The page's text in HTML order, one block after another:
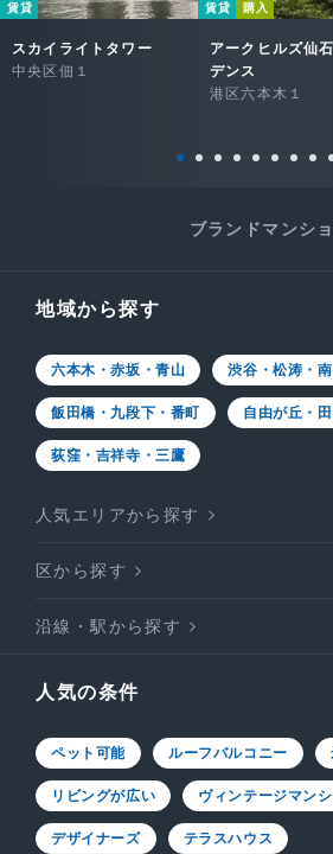
賃貸
スカイライトタワー
中央区佃１
賃貸 購入
アークヒルズ仙
デンス
港区六本木１
ブランドマンシ
地域から探す
六本木・赤坂・青山 渋谷・松涛・
飯田橋・九段下・番町 自由が丘・
荻窪・吉祥寺・三鷹
人気エリアから探す
区から探す
沿線・駅から探す
人気の条件
ペット可能 ルーフバルコニー
リビングが広い ヴィンテージマン
デザイナーズ テラスハウス